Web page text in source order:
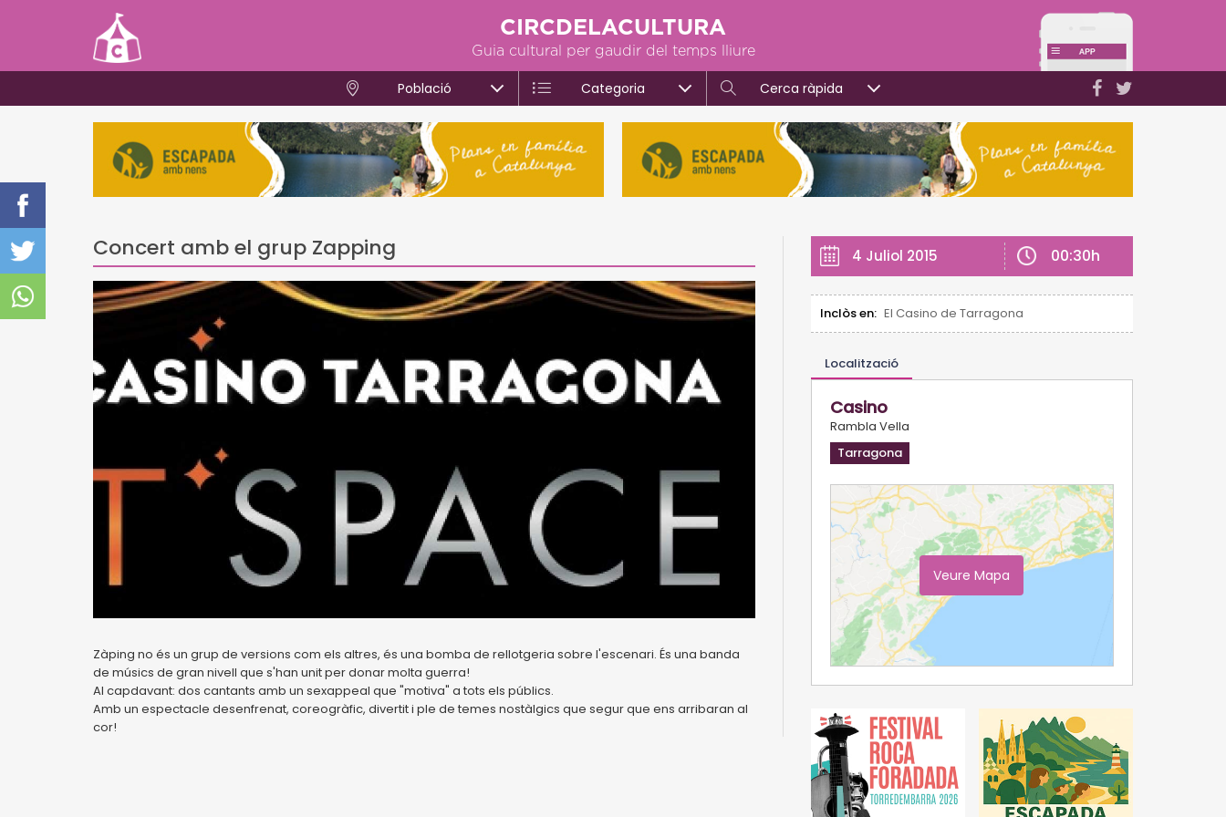
CIRCDELACULTURA
Guia cultural per gaudir del temps lliure
Població Categoria Cerca ràpida
Concert amb el grup Zapping
Zàping no és un grup de versions com els altres, és una bomba de rellotgeria sobre l'escenari. És una banda
de músics de gran nivell que s'han unit per donar molta guerra!
Al capdavant: dos cantants amb un sexappeal que "motiva" a tots els públics.
Amb un espectacle desenfrenat, coreogràfic, divertit i ple de temes nostàlgics que segur que ens arribaran al
cor!
4 Juliol 2015 00:30h
Inclòs en: El Casino de Tarragona
Localització
Casino
Rambla Vella
Tarragona
Veure Mapa